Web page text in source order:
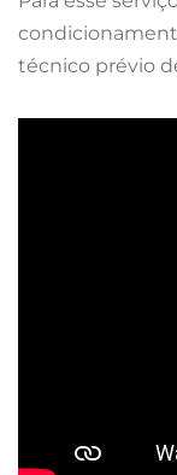
técnico prévio